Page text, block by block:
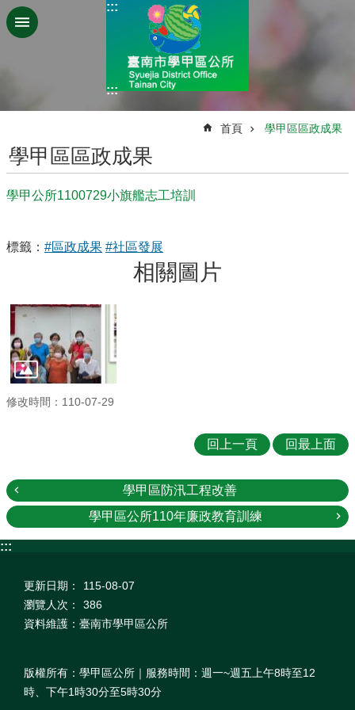
跳到主要內容區塊
:::
:::
首頁 學甲區區政成果
學甲區區政成果
學甲公所1100729小旗艦志工培訓
標籤： #區政成果 #社區發展
相關圖片
修改時間：110-07-29
回上一頁 回最上面
學甲區防汛工程改善
學甲區公所110年廉政教育訓練
:::
更新日期：
115-08-07
瀏覽人次：
386
資料維護：臺南市學甲區公所
版權所有：學甲區公所｜服務時間：週一~週五上午8時至12
時、下午1時30分至5時30分